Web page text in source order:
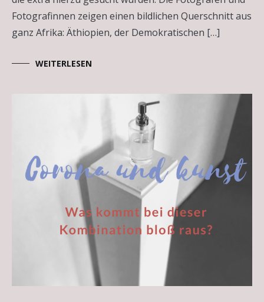
Fotografinnen zeigen einen bildlichen Querschnitt aus
ganz Afrika: Äthiopien, der Demokratischen […]
WEITERLESEN